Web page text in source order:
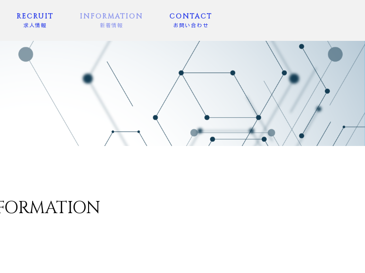
RECRUIT
求人情報
INFORMATION
新着情報
CONTACT
お問い合わせ